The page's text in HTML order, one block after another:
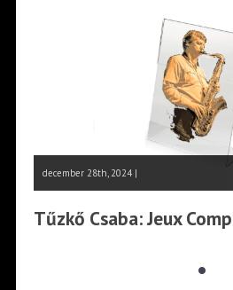
december 28th, 2024 |
Tűzkő Csaba: Jeux
•